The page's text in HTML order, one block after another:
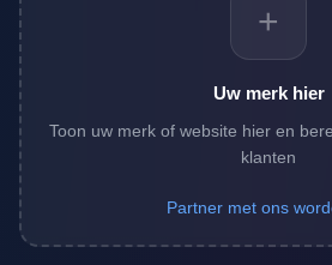
+
Uw merk hier
Toon uw merk of website hier en
klanten
Partner met ons